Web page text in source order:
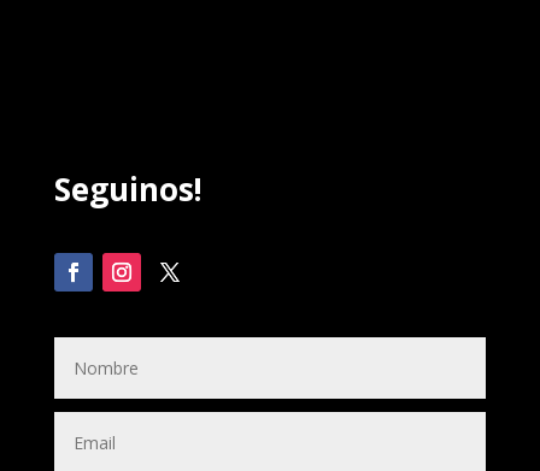
Seguinos!